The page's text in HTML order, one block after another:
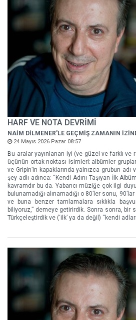
HARF VE NOTA DEVRİMİ
NAİM DİLMENER'LE GEÇMİŞ ZAMANIN
24 Mayıs 2026 Pazar 08:57
Bu aralar yayınlanan iyi (ve güzel ve farklı
üçünün ortak noktası isimleri; albümler
ve Gripin’in kapaklarında yalnızca grubun adı
şey adlı adınca: “Kendi Adını Taşıyan İlk
kavramdır bu da. Yabancı müziğe çok ilgi
bulunamadığı-alınamadığı o 80’ler sonu,
ve buna benzer tamlamalara sıklıkla
biliyoruz,” demeye getirirdik. Sonra sonra, bir
Türkçeleştirdik ve (‘ilk’ ya da değil) “kendi